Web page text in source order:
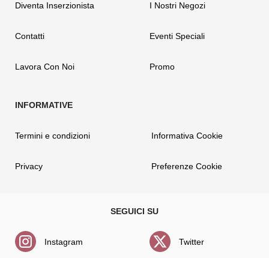
Diventa Inserzionista
Contatti
Lavora Con Noi
I Nostri Negozi
Eventi Speciali
Promo
Termini e condizioni
Privacy
Informativa Cookie
Preferenze Cookie
Instagram Twitter